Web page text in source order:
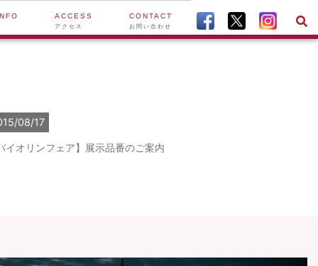
ACCESS
アクセス
CONTACT
お問い合わせ
08/17
イオリンフェア】展示品番のご案内